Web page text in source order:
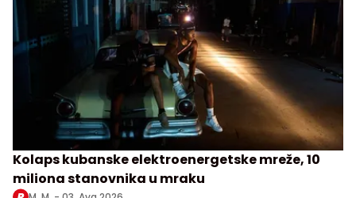
Kolaps kubanske elektroenergetske mreže, 10
miliona stanovnika u mraku